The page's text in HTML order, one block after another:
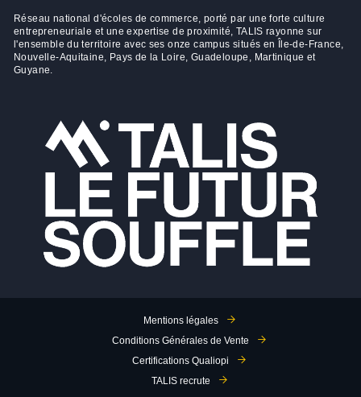
Réseau national d'écoles de commerce, porté par une forte culture
entrepreneuriale et une expertise de proximité, TALIS rayonne sur
l'ensemble du territoire avec ses onze campus situés en Île-de-France,
Nouvelle-Aquitaine, Pays de la Loire, Guadeloupe, Martinique et
Guyane.
Mentions légales
Conditions Générales de Vente
Certifications Qualiopi
TALIS recrute